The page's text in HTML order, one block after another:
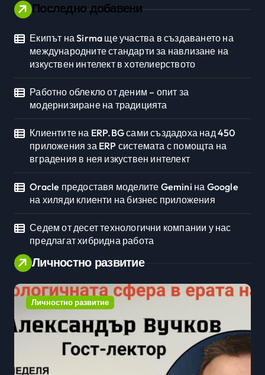
Последно добавени
Екипът на Sirma ще участва в създаването на
международните стандарти за навлизане на
изкуствен интелект в хотелиерството
Работно облекло от деним – опит за
модернизиране на традицията
Клиентите на ERP.BG сами създадоха над 450
приложения за ERP системата с помощта на
вградения в нея изкуствен интелект
Oracle предоставя моделите Gemini на Google
на хиляди клиенти на бизнес приложения
Седем от десет технологични компании у нас
предлагат хибридна работа
Личностно развитие
Личностно развитие